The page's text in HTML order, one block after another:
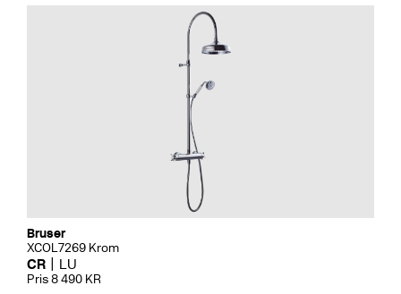
Bruser
XCOL7269 Krom
CR LU
Pris 8 490 KR